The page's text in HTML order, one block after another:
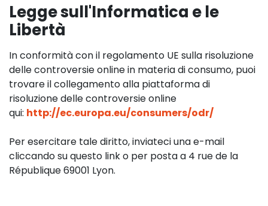
Legge sull'Informatica e le
Libertà
In conformità con il regolamento UE sulla risoluzione
delle controversie online in materia di consumo, puoi
trovare il collegamento alla piattaforma di
risoluzione delle controversie online
qui: http://ec.europa.eu/consumers/odr/
Per esercitare tale diritto, inviateci una e-mail
cliccando su questo link o per posta a 4 rue de la
République 69001 Lyon.